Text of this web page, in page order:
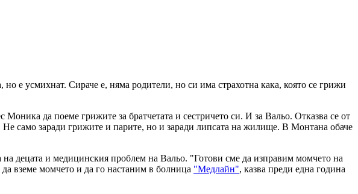
е усмихнат. Сираче е, няма родители, но си има страхотна кака, която се грижи
да поеме грижите за братчетата и сестричето си. И за Вальо. Отказва се от
само заради грижите и парите, но и заради липсата на жилище. В Монтана обаче
децата и медицинския проблем на Вальо. "Готови сме да изправим момчето на
вземе момчето и да го настаним в болница "Медлайн", казва преди една година